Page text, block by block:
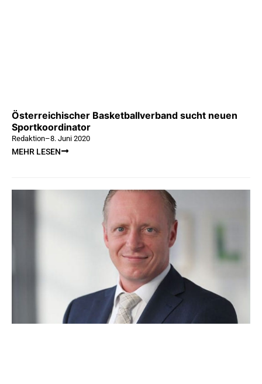
Österreichischer Basketballverband sucht neuen
Sportkoordinator
Redaktion–8. Juni 2020
MEHR LESEN